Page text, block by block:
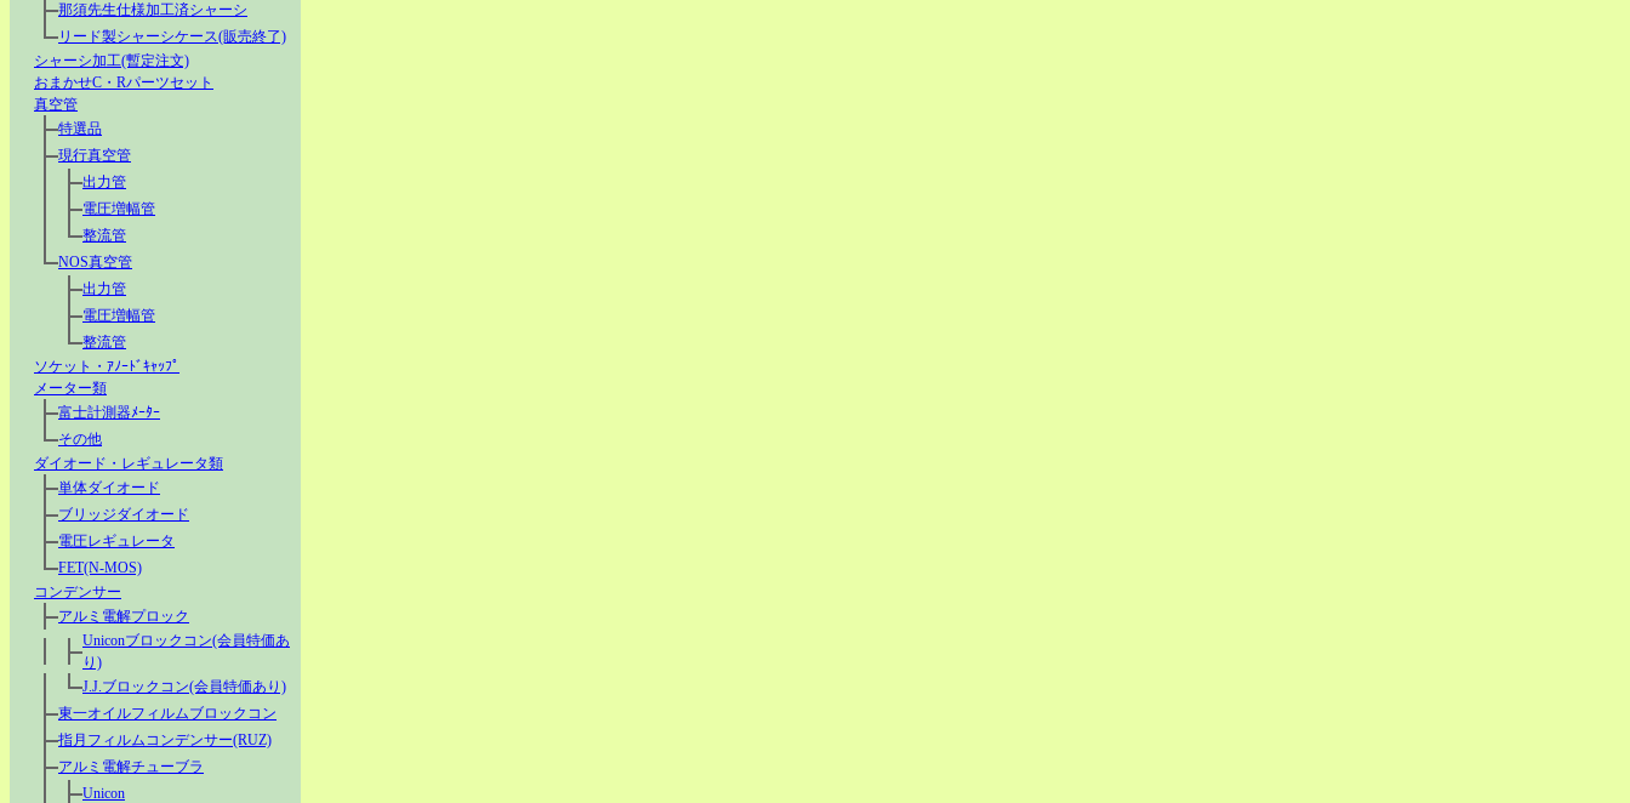
那須先生仕様加工済シャーシ
リード製シャーシケース(販売終了)
シャーシ加工(暫定注文)
おまかせC・Rパーツセット
真空管
特選品
現行真空管
出力管
電圧増幅管
整流管
NOS真空管
出力管
電圧増幅管
整流管
ソケット・ｱﾉｰﾄﾞｷｬｯﾌﾟ
メーター類
富士計測器ﾒｰﾀｰ
その他
ダイオード・レギュレータ類
単体ダイオード
ブリッジダイオード
電圧レギュレータ
FET(N-MOS)
コンデンサー
アルミ電解プロック
Uniconブロックコン(会員特価あ
り)
J.J.ブロックコン(会員特価あり)
東一オイルフィルムブロックコン
指月フィルムコンデンサー(RUZ)
アルミ電解チューブラ
Unicon